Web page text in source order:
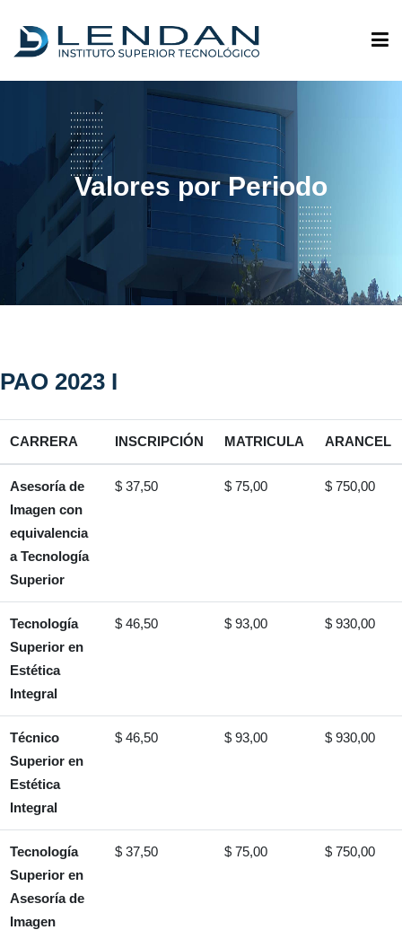
ADMISIONES
QUIÉNES SOMOS
OFERTA ACADÉMICA
INVESTIGACIÓN
CONTACTOS
Valores por Periodo
PAO 2023 I
CARRERA INSCRIPCIÓN MATRICULA ARANCEL
Asesoría de
Imagen con
equivalencia
a Tecnología
Superior
$ 37,50 $ 75,00 $ 750,00
Tecnología
Superior en
Estética
Integral
$ 46,50 $ 93,00 $ 930,00
Técnico
Superior en
Estética
Integral
$ 46,50 $ 93,00 $ 930,00
Tecnología
Superior en
Asesoría de
Imagen
$ 37,50 $ 75,00 $ 750,00